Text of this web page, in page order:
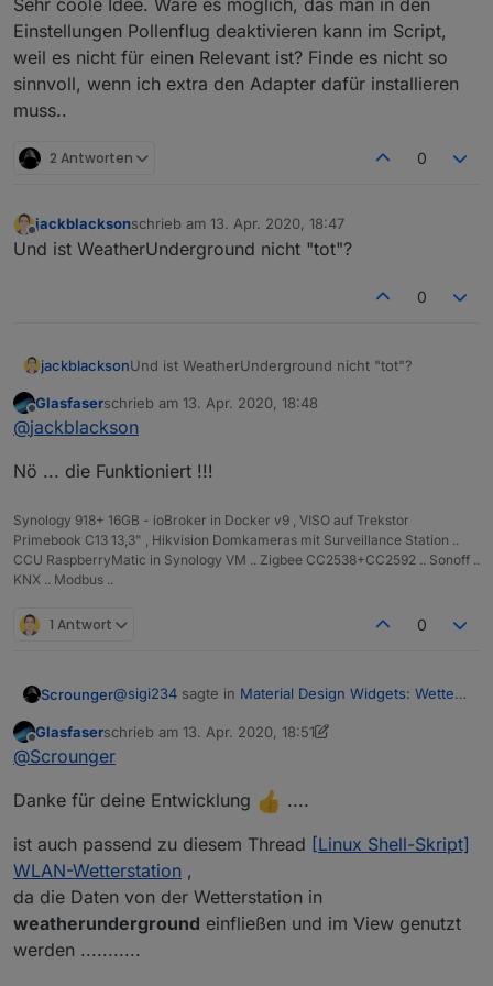
Sehr coole Idee. Wäre es möglich, das man in den
Einstellungen Pollenflug deaktivieren kann im Script,
weil es nicht für einen Relevant ist? Finde es nicht so
sinnvoll, wenn ich extra den Adapter dafür installieren
muss..
2 Antworten 0
Offline
jackblacksonschrieb am 13. Apr. 2020, 18:47
zuletzt editiert von
Und ist WeatherUnderground nicht "tot"?
0
jackblacksonUnd ist WeatherUnderground nicht "tot"?
Offline
Glasfaserschrieb am 13. Apr. 2020, 18:48
zuletzt editiert von
@jackblackson
Nö ... die Funktioniert !!!
Synology 918+ 16GB - ioBroker in Docker v9 , VISO auf Trekstor
Primebook C13 13,3" , Hikvision Domkameras mit Surveillance Station ..
CCU RaspberryMatic in Synology VM .. Zigbee CC2538+CC2592 .. Sonoff ..
KNX .. Modbus ..
1 Antwort 0
Scrounger@sigi234 sagte in Material Design Widgets: Wetter
Muss ich die DP anlegen?
Nö aber folgenden auf deinen anpassen - muss ich
noch in die doku aufnhemen.
Edit:
Hast du Datenpunkte unter
weatherunderground.0.forecast.current
?
Offline
Glasfaserschrieb am 13. Apr. 2020, 18:51
zuletzt editiert von Glasfaser
@Scrounger
Danke für deine Entwicklung
....
ist auch passend zu diesem Thread [Linux Shell-Skript]
WLAN-Wetterstation ,
da die Daten von der Wetterstation in
weatherunderground einfließen und im View genutzt
werden ...........